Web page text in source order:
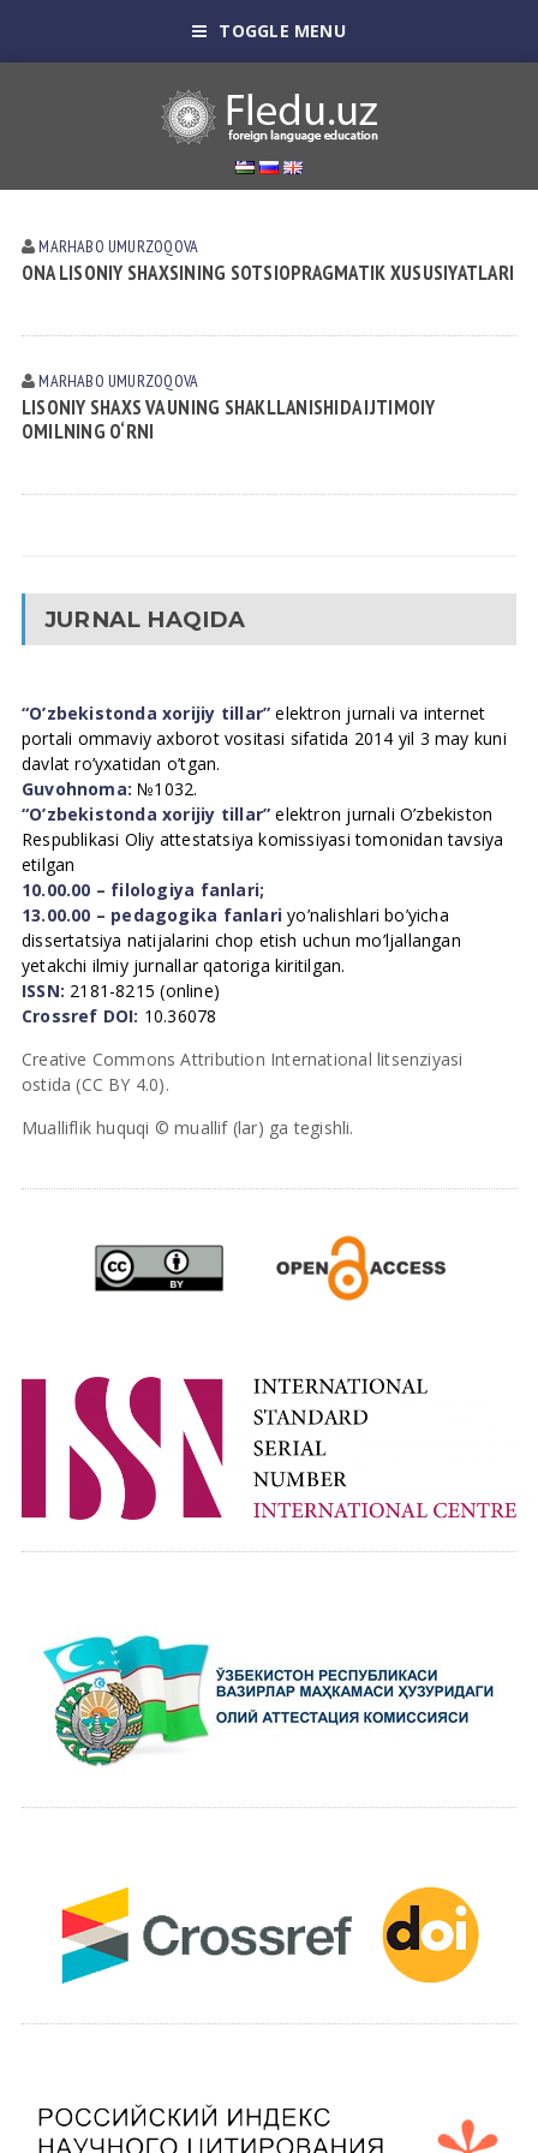
TOGGLE MENU
MARHABO UMURZOQOVA
ONA LISONIY SHAXSINING SOTSIOPRAGMATIK XUSUSIYATLARI
MARHABO UMURZOQOVA
LISONIY SHAXS VA UNING SHAKLLANISHIDA IJTIMOIY
OMILNING O‘RNI
JURNAL HAQIDA
“O’zbekistonda xorijiy tillar” elektron jurnali va internet
portali ommaviy axborot vositasi sifatida 2014 yil 3 may kuni
davlat ro’yxatidan o’tgan.
Guvohnoma: №1032.
“O’zbekistonda xorijiy tillar” elektron jurnali O’zbekiston
Respublikasi Oliy attestatsiya komissiyasi tomonidan tavsiya
etilgan
10.00.00 – filologiya fanlari;
13.00.00 – pedagogika fanlari yo’nalishlari bo’yicha
dissertatsiya natijalarini chop etish uchun mo’ljallangan
yetakchi ilmiy jurnallar qatoriga kiritilgan.
ISSN: 2181-8215 (online)
Crossref DOI: 10.36078
Creative Commons Attribution International litsenziyasi
ostida (CC BY 4.0).
Mualliflik huquqi © muallif (lar) ga tegishli.